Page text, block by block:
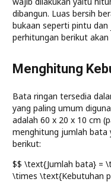
dibangun. Luas bersih
bukaan seperti pintu dan
perhitungan berikut akan
Menghitung
Bata ringan tersedia
yang paling umum
adalah 60 x 20 x 10 cm
menghitung jumlah bata
berikut:
$$ \text{Jumlah bata} =
\times \text{Kebutuhan